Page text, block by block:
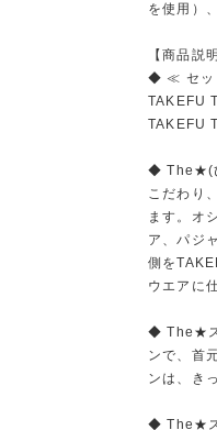
を使用）
【商品説
◆ ≪ セッ
TAKEFU
TAKEFU
◆ The★(
こだわり
ます。オ
ア、パジ
側を
ウエアに
◆ The★ス
ンで、首
ンは、き
◆ The★ス